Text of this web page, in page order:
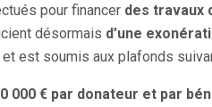
pour financer des travaux
désormais d’une
est soumis aux plafonds
000 € par donateur et par